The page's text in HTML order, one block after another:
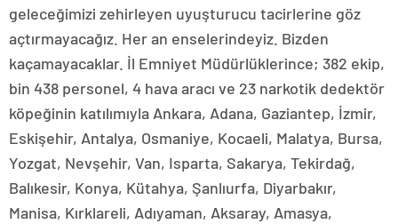
geleceğimizi zehirleyen uyuşturucu tacirlerine göz
açtırmayacağız. Her an enselerindeyiz. Bizden
kaçamayacaklar. İl Emniyet Müdürlüklerince; 382 ekip,
bin 438 personel, 4 hava aracı ve 23 narkotik dedektör
köpeğinin katılımıyla Ankara, Adana, Gaziantep, İzmir,
Eskişehir, Antalya, Osmaniye, Kocaeli, Malatya, Bursa,
Yozgat, Nevşehir, Van, Isparta, Sakarya, Tekirdağ,
Balıkesir, Konya, Kütahya, Şanlıurfa, Diyarbakır,
Manisa, Kırklareli, Adıyaman, Aksaray, Amasya,